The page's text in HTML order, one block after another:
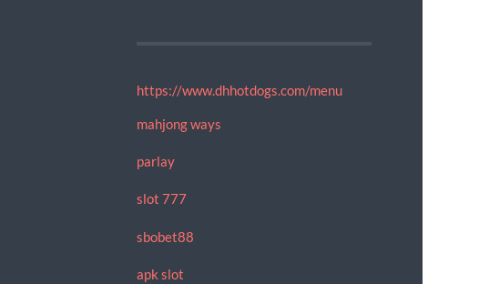
https://www.dhhotdogs.com/menu
mahjong ways
parlay
slot 777
sbobet88
apk slot